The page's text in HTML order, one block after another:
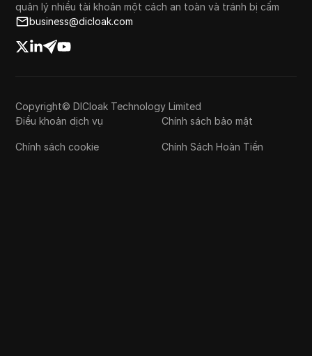
quản lý nhiều tài khoản một cách an toàn và tránh bị cấm
business@dicloak.com
Copyright© DICloak Technology Limited
Điều khoản dịch vụ
Chính sách bảo mật
Chính sách cookie Chính Sách Hoàn Tiền